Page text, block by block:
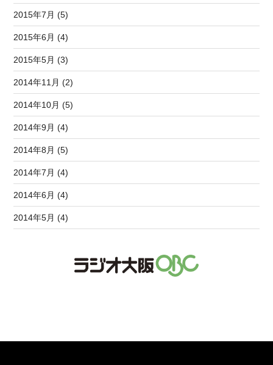
2015年7月 (5)
2015年6月 (4)
2015年5月 (3)
2014年11月 (2)
2014年10月 (5)
2014年9月 (4)
2014年8月 (5)
2014年7月 (4)
2014年6月 (4)
2014年5月 (4)